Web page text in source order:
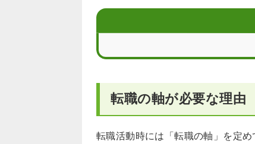
【まとめ】転職の軸で悩んだら
転職の軸の作り方に関するQ＆A
転職の軸が必要な理由
転職活動時には「転職の軸」を定